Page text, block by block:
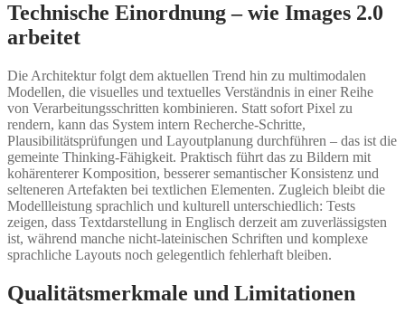
Technische Einordnung – wie Images 2.0
arbeitet
Die Architektur folgt dem aktuellen Trend hin zu multimodalen
Modellen, die visuelles und textuelles Verständnis in einer Reihe
von Verarbeitungsschritten kombinieren. Statt sofort Pixel zu
rendern, kann das System intern Recherche-Schritte,
Plausibilitätsprüfungen und Layoutplanung durchführen – das ist die
gemeinte Thinking-Fähigkeit. Praktisch führt das zu Bildern mit
kohärenterer Komposition, besserer semantischer Konsistenz und
selteneren Artefakten bei textlichen Elementen. Zugleich bleibt die
Modellleistung sprachlich und kulturell unterschiedlich: Tests
zeigen, dass Textdarstellung in Englisch derzeit am zuverlässigsten
ist, während manche nicht-lateinischen Schriften und komplexe
sprachliche Layouts noch gelegentlich fehlerhaft bleiben.
Qualitätsmerkmale und Limitationen